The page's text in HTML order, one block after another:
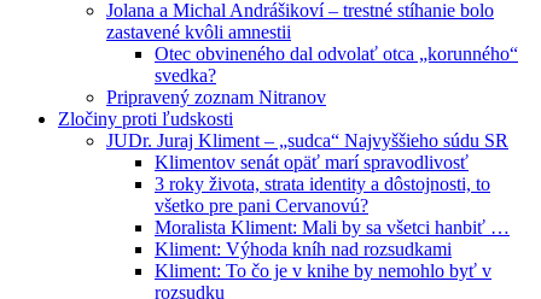
Jolana a Michal Andrášikoví – trestné stíhanie bolo
zastavené kvôli amnestii
Otec obvineného dal odvolať otca „korunného“
svedka?
Pripravený zoznam Nitranov
Zločiny proti ľudskosti
JUDr. Juraj Kliment – „sudca“ Najvyššieho súdu SR
Klimentov senát opäť marí spravodlivosť
3 roky života, strata identity a dôstojnosti, to
všetko pre pani Cervanovú?
Moralista Kliment: Mali by sa všetci hanbiť …
Kliment: Výhoda kníh nad rozsudkami
Kliment: To čo je v knihe by nemohlo byť v
rozsudku